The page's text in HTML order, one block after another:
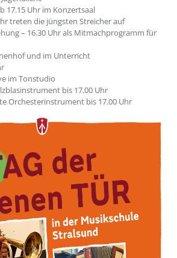
17.15 Uhr im Konzertsaal
treten die jüngsten Streicher auf
– 16.30 Uhr als Mitmachprogramm für
und im Unterricht
im Tonstudio
bis 17.00 Uhr
Orchesterinstrument bis 17.00 Uhr